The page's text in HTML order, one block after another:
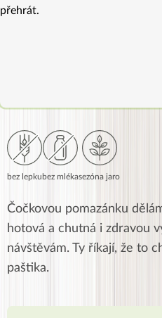
přehrát.
bez lepkubez mlékasezóna jaro
Čočkovou pomazánku
hotová a chutná i zdravou
návštěvám. Ty říkají, že to
paštika.